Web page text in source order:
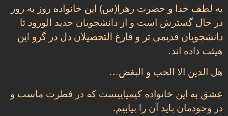
به لطف خدا و حضرت زهرا(س) این خانواده روز به روز
در حال گسترش است و از دانشجویان جدید الورود تا
دانشجویان قدیمی تر و فارغ التحصیلان دل در گرو این
هیئت داده اند.
هل الدین الا الحب و البغض…
عشق به این خانواده کیمیاییست که در فطرت ماست و
در وجودمان باید آن را بیابیم.